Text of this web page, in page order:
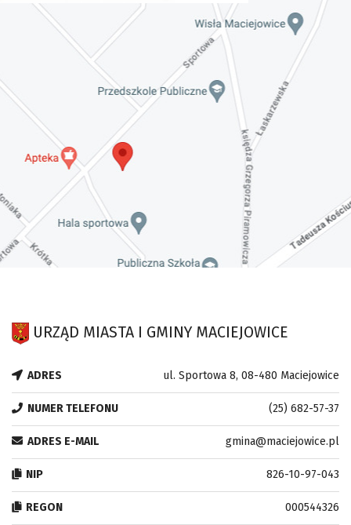
URZĄD MIASTA I GMINY MACIEJOWICE
ADRES ul. Sportowa 8, 08-480 Maciejowice
NUMER TELEFONU (25) 682-57-37
ADRES E-MAIL gmina@maciejowice.pl
NIP 826-10-97-043
REGON 000544326